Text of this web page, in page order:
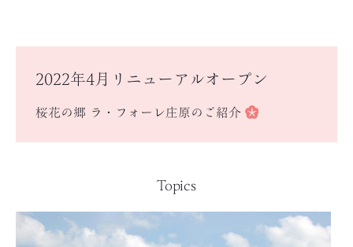
2022年4月リニューアルオープン
桜花の郷 ラ・フォーレ庄原のご紹介
Topics